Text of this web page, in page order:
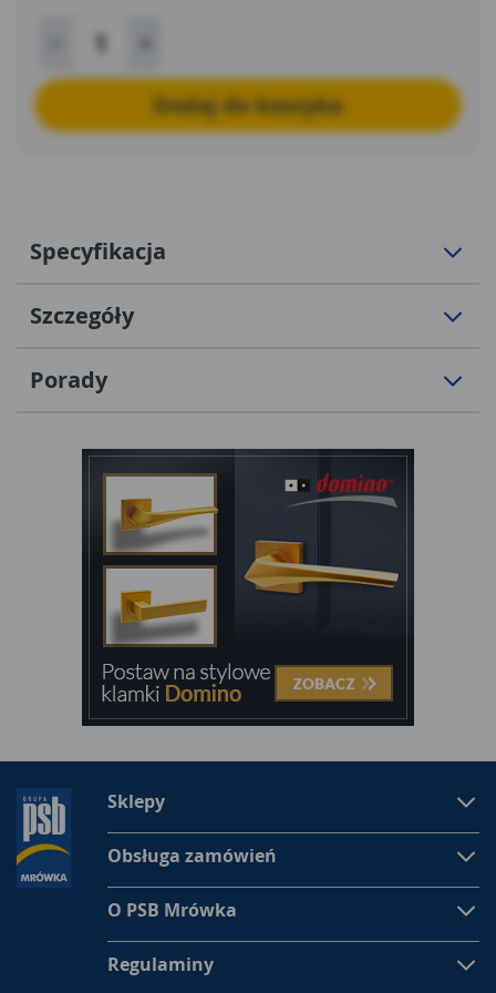
Dodaj do koszyka
Specyfikacja
Szczegóły
Porady
Sklepy
Obsługa zamówień
O PSB Mrówka
Regulaminy